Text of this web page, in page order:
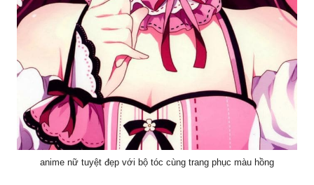
anime nữ tuyệt đẹp với bộ tóc cùng trang phục màu hồng